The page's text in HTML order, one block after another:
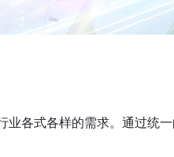
各式各样的需求。通过统